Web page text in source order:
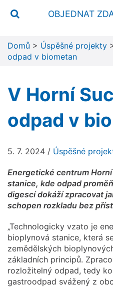
OBJEDNAT
Domů > Úspěšné projekty
odpad v biometan
V Horní
odpad v
5. 7. 2024 / Úspěšné
Energetické centrum
stanice, kde odpad
digescí dokáží zpracovat
schopen rozkladu bez
„Technologicky vzato je
bioplynová stanice, která
zemědělských
základních principů.
rozložitelný odpad, tedy
gastroodpad svážený z